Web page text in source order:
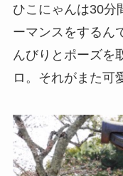
ひこにゃんは30分
ーマンスをするん
んびりとポーズを
ロ。それがまた可